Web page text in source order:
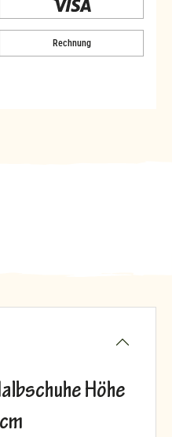
Rechnung
Höhe